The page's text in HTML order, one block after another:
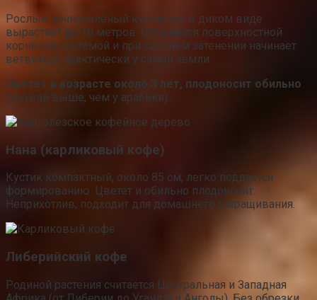
Рослый вечнозелёный кустарник в диком виде
вырастает до 10 метров. Отличается поверхностной
корневой системой и при сильном затенении начинает
ветвиться практически у самой земли.
Цветёт в возрасте около 3 лет, плодоносит обильно
(урожай выше, чем у арабики).
Нана (карликовый кофе)
Кустик компактный, около 85 см, легко поддаётся
формированию. Цветёт и обильно плодоносит.
Неприхотлив, подходит для домашнего выращивания.
Либерийский кофе
Родиной растения считается Центральная и Западная